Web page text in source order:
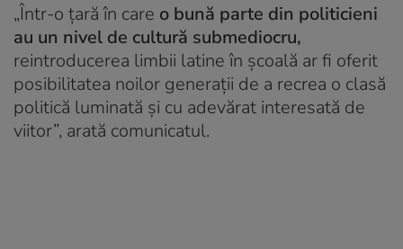
„Într-o țară în care o bună parte din politicieni
au un nivel de cultură submediocru,
reintroducerea limbii latine în școală ar fi oferit
posibilitatea noilor generații de a recrea o clasă
politică luminată și cu adevărat interesată de
viitor”, arată comunicatul.